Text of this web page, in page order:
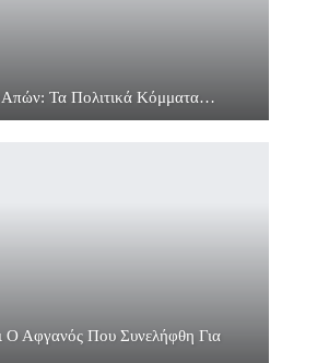
Τα Πολιτικά Κόμματα…
Ο Αφγανός Που Συνελήφθη Για